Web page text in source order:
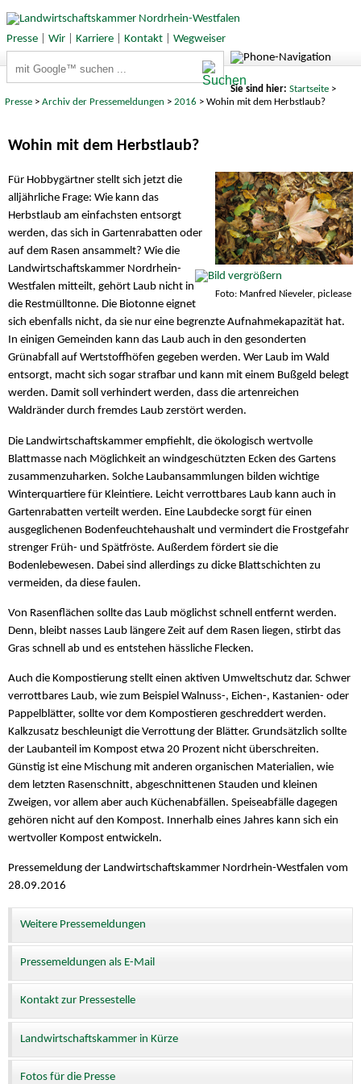
Presse| Wir| Karriere| Kontakt| Wegweiser
Sie sind hier: Startseite>
Presse >Archiv der Pressemeldungen > 2016 > Wohin mit dem Herbstlaub?
Wohin mit dem Herbstlaub?
Foto: Manfred Nieveler, piclease
Für Hobbygärtner stellt sich jetzt die
alljährliche Frage: Wie kann das
Herbstlaub am einfachsten entsorgt
werden, das sich in Gartenrabatten oder
auf dem Rasen ansammelt? Wie die
Landwirtschaftskammer Nordrhein-
Westfalen mitteilt, gehört Laub nicht in
die Restmülltonne. Die Biotonne eignet
sich ebenfalls nicht, da sie nur eine begrenzte Aufnahmekapazität hat.
In einigen Gemeinden kann das Laub auch in den gesonderten
Grünabfall auf Wertstoffhöfen gegeben werden. Wer Laub im Wald
entsorgt, macht sich sogar strafbar und kann mit einem Bußgeld belegt
werden. Damit soll verhindert werden, dass die artenreichen
Waldränder durch fremdes Laub zerstört werden.
Die Landwirtschaftskammer empfiehlt, die ökologisch wertvolle
Blattmasse nach Möglichkeit an windgeschützten Ecken des Gartens
zusammenzuharken. Solche Laubansammlungen bilden wichtige
Winterquartiere für Kleintiere. Leicht verrottbares Laub kann auch in
Gartenrabatten verteilt werden. Eine Laubdecke sorgt für einen
ausgeglichenen Bodenfeuchtehaushalt und vermindert die Frostgefahr
strenger Früh- und Spätfröste. Außerdem fördert sie die
Bodenlebewesen. Dabei sind allerdings zu dicke Blattschichten zu
vermeiden, da diese faulen.
Von Rasenflächen sollte das Laub möglichst schnell entfernt werden.
Denn, bleibt nasses Laub längere Zeit auf dem Rasen liegen, stirbt das
Gras schnell ab und es entstehen hässliche Flecken.
Auch die Kompostierung stellt einen aktiven Umweltschutz dar. Schwer
verrottbares Laub, wie zum Beispiel Walnuss-, Eichen-, Kastanien- oder
Pappelblätter, sollte vor dem Kompostieren geschreddert werden.
Kalkzusatz beschleunigt die Verrottung der Blätter. Grundsätzlich sollte
der Laubanteil im Kompost etwa 20 Prozent nicht überschreiten.
Günstig ist eine Mischung mit anderen organischen Materialien, wie
dem letzten Rasenschnitt, abgeschnittenen Stauden und kleinen
Zweigen, vor allem aber auch Küchenabfällen. Speiseabfälle dagegen
gehören nicht auf den Kompost. Innerhalb eines Jahres kann sich ein
wertvoller Kompost entwickeln.
Pressemeldung der Landwirtschaftskammer Nordrhein-Westfalen vom
28.09.2016
Weitere Pressemeldungen
Pressemeldungen als E-Mail
Kontakt zur Pressestelle
Landwirtschaftskammer in Kürze
Fotos für die Presse